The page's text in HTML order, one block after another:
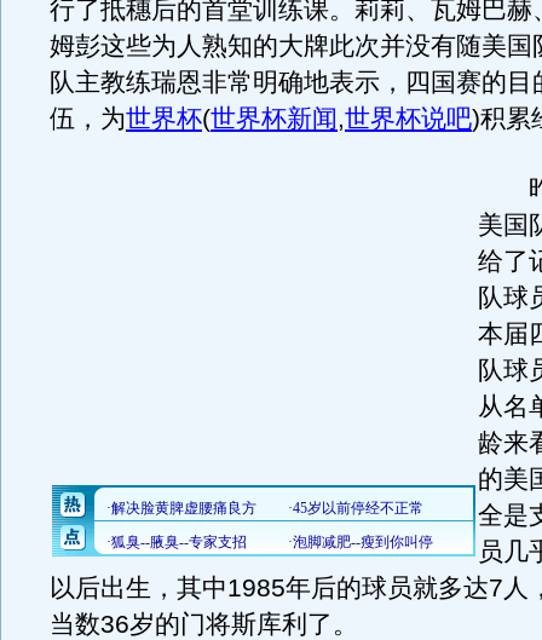
行了抵穗后的首堂训练课。莉莉、瓦姆巴赫
姆彭这些为人熟知的大牌此次并没有随美国
队主教练瑞恩非常明确地表示，四国赛的目
伍，为世界杯(世界杯新闻,世界杯说吧)积累
昨
美国
给了
队球
本届
队球
从名
龄来
的美
全是
员几
以后出生，其中1985年后的球员就多达7人
当数36岁的门将斯库利了。